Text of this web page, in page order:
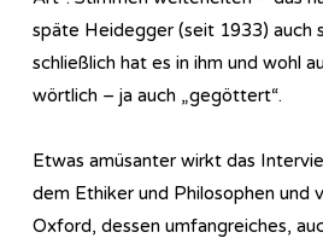
späte Heidegger (seit 1933) auch
schließlich hat es in ihm und wohl
wörtlich – ja auch „gegöttert“.
Etwas amüsanter wirkt das
dem Ethiker und Philosophen und
Oxford, dessen umfangreiches,